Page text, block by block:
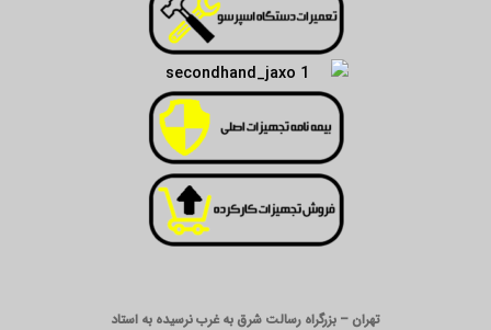
تهران – بزرگراه رسالت شرق به غرب نرسیده به استاد